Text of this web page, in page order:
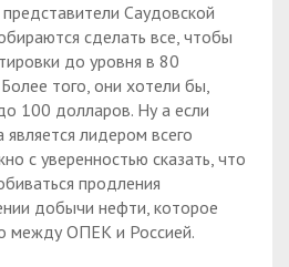
Саудовской
сделать все, чтобы
до уровня в 80
того, они хотели бы,
100 долларов. Ну а если
является лидером всего
с уверенностью сказать, что
продления
добычи нефти, которое
между ОПЕК и Россией.